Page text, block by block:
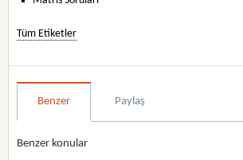
Tüm Etiketler
Benzer Paylaş
Benzer konular